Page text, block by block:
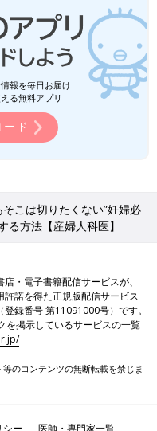
報を毎日お届け
る無料アプリ
ド
そこは切りたくない”妊婦必
方法【産婦人科医】
・電子書籍配信サービスが、
諾を得た正規版配信サービス
録番号 第11091000号）です。
を掲示しているサービスの一覧
のコンテンツの無断転載を禁じま
シー 医師・専門家一覧